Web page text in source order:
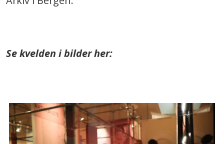
Se kvelden i bilder her: